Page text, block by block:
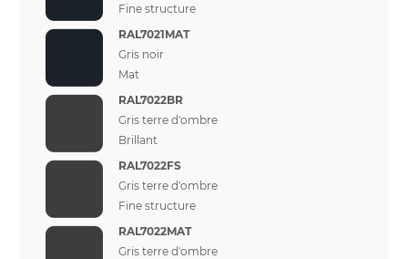
Fine structure
RAL7021MAT
Gris noir
Mat
RAL7022BR
Gris terre d'ombre
Brillant
RAL7022FS
Gris terre d'ombre
Fine structure
RAL7022MAT
Gris terre d'ombre